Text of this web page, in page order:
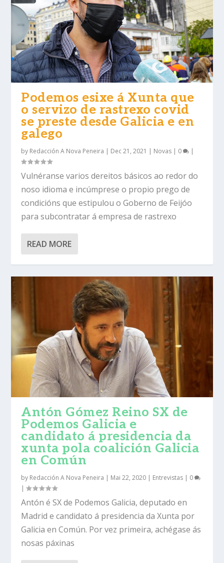
Podemos esixe á Xunta que
o servizo de rastrexo covid
se preste desde Galicia e en
galego
by Redacción A Nova Peneira | Dec 21, 2021 | Novas | 0 |
Vulnéranse varios dereitos básicos ao redor do
noso idioma e incúmprese o propio prego de
condicións que estipulou o Goberno de Feijóo
para subcontratar á empresa de rastrexo
READ MORE
Antón Gómez Reino SX de
Podemos Galicia e
candidato á presidencia da
xunta pola coalición Galicia
en Común
by Redacción A Nova Peneira | Mai 22, 2020 | Entrevistas | 0
|
Antón é SX de Podemos Galicia, deputado en
Madrid e candidato á presidencia da Xunta por
Galicia en Común. Por vez primeira, achégase ás
nosas páxinas